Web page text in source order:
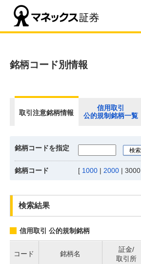
銘柄コード別情報
取引注意銘柄情報
信用取引
公的規制銘柄一覧
銘柄コードを指定
銘柄コード [ 1000 | 2000 | 3000
検索結果
信用取引 公的規制銘柄
コード 銘柄名
証金/
取引所